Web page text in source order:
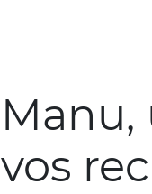
vos